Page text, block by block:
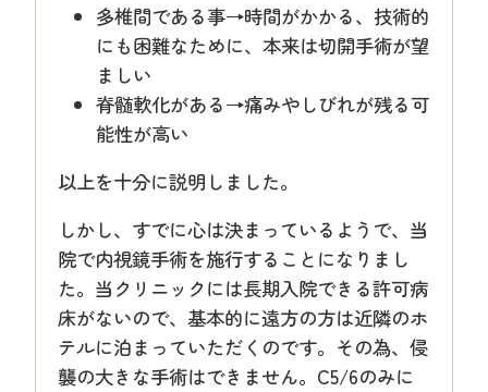
多椎間である事→時間がかかる、技術的
にも困難なために、本来は切開手術が望
ましい
脊髄軟化がある→痛みやしびれが残る可
能性が高い
以上を十分に説明しました。
しかし、すでに心は決まっているようで、当
院で内視鏡手術を施行することになりまし
た。当クリニックには長期入院できる許可病
床がないので、基本的に遠方の方は近隣のホ
テルに泊まっていただくのです。その為、侵
襲の大きな手術はできません。C5/6のみに